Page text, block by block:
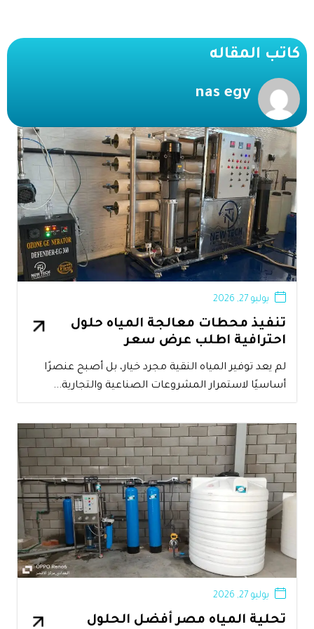
كاتب المقاله
nas egy
تنفيذ محطات معالجة المياه حلول
احترافية اطلب عرض سعر
يوليو 27, 2026
لم يعد توفير المياه النقية مجرد خيار، بل أصبح عنصرًا
أساسيًا لاستمرار المشروعات الصناعية والتجارية...
تحلية المياه مصر أفضل الحلول
يوليو 27, 2026